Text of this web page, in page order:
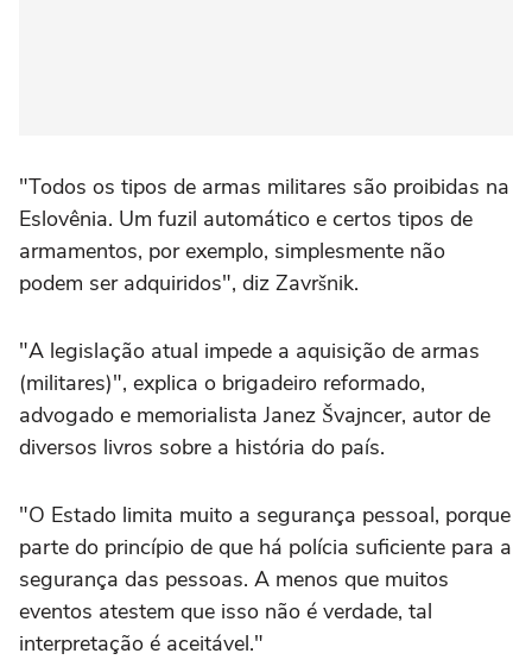
"Todos os tipos de armas militares são proibidas na
Eslovênia. Um fuzil automático e certos tipos de
armamentos, por exemplo, simplesmente não
podem ser adquiridos", diz Završnik.
"A legislação atual impede a aquisição de armas
(militares)", explica o brigadeiro reformado,
advogado e memorialista Janez Švajncer, autor de
diversos livros sobre a história do país.
"O Estado limita muito a segurança pessoal, porque
parte do princípio de que há polícia suficiente para a
segurança das pessoas. A menos que muitos
eventos atestem que isso não é verdade, tal
interpretação é aceitável."